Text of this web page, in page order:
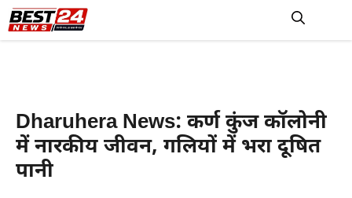
Skip
to
Dharuhera News: कर्ण कुंज कॉलोनी
में नारकीय जीवन, गलियों में भरा दूषित
पानी